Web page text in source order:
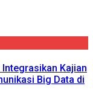
Kajian
Big Data di